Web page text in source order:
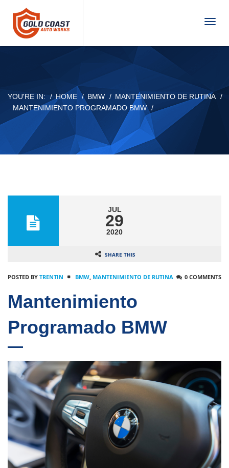
T
g
n
a
YOU'RE IN: HOME BMW
MANTENIMIENTO DE RUTINA
MANTENIMIENTO PROGRAMADO BMW
JUL
29
2020
SHARE THIS
POSTED BY TRENTIN BMW, MANTENIMIENTO DE RUTINA 0 COMMENTS
Mantenimiento
Programado BMW